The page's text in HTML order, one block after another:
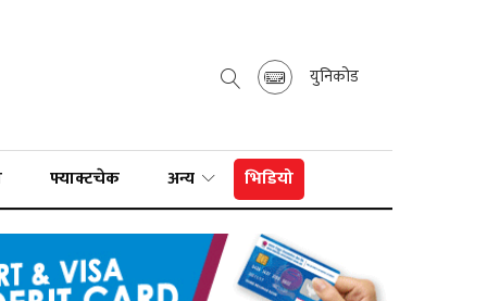
युनिकोड
फ्याक्टचेक अन्य भिडियो